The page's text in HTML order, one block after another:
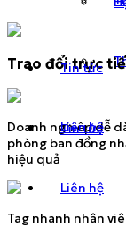
Tin tức
Liên hệ
Tin tức
Liên hệ
Trao đổi trực
Doanh nghiệp dễ
phòng ban đồng
hiệu quả
Tag nhanh nhân